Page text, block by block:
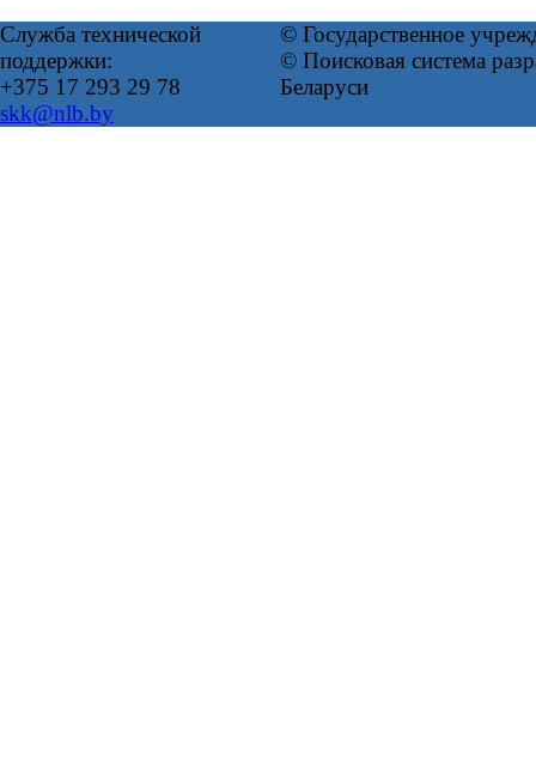
Служба технической
поддержки:
+375 17 293 29 78
skk@nlb.by
© Государственное
© Поисковая система
Беларуси